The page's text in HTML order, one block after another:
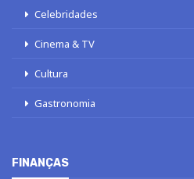
Celebridades
Cinema & TV
Cultura
Gastronomia
FINANÇAS